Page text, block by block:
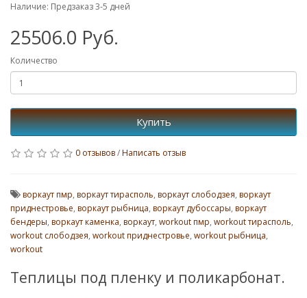
Наличие: Предзаказ 3-5 дней
25506.0 Руб.
Количество
Купить
0 отзывов/Написать отзыв
воркаут пмр, воркаут тирасполь, воркаут слободзея, воркаут
приднестровье, воркаут рыбница, воркаут дубоссары, воркаут
бендеры, воркаут каменка, воркаут, workout пмр, workout тирасполь,
workout слободзея, workout приднестровье, workout рыбница,
workout
Теплицы под пленку и поликарбонат.